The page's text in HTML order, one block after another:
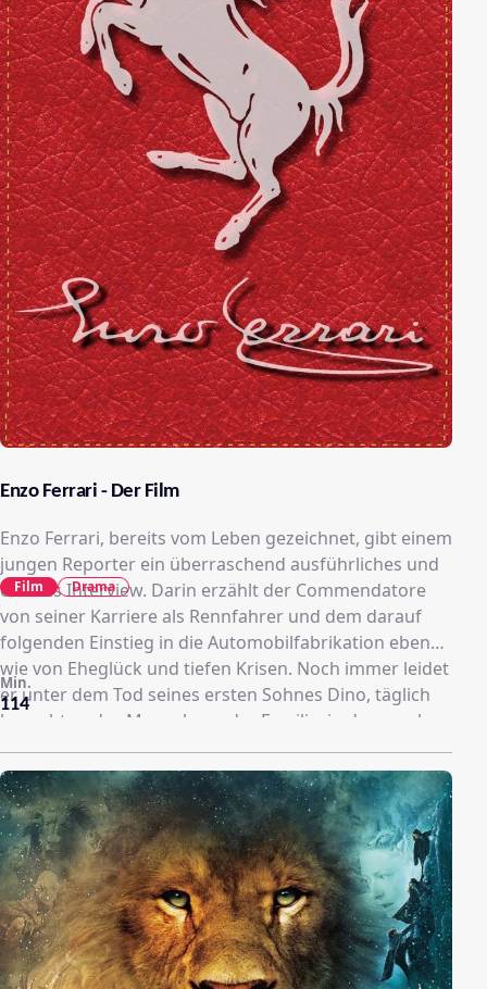
Enzo Ferrari - Der Film
Enzo Ferrari, bereits vom Leben gezeichnet, gibt einem
jungen Reporter ein überraschend ausführliches und
offenes Interview. Darin erzählt der Commendatore
von seiner Karriere als Rennfahrer und dem darauf
folgenden Einstieg in die Automobilfabrikation ebenso
wie von Eheglück und tiefen Krisen. Noch immer leidet
er unter dem Tod seines ersten Sohnes Dino, täglich
besucht er das Mausoleum der Familie, in dem auch
seine erste Frau Laura ruht. Und über alledem thront
die Idee, das schnellste und unschlagbarste Auto aller
Zeiten zu bauen...
114
Min.
Film Drama